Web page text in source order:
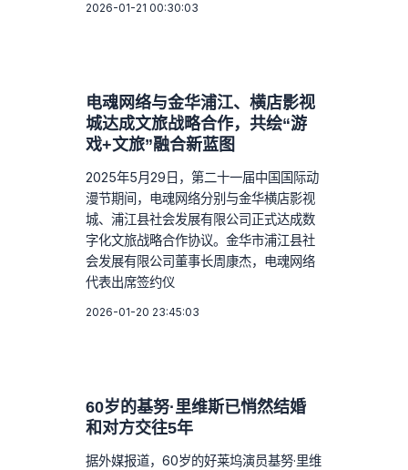
2026-01-21 00:30:03
电魂网络与金华浦江、横店影视
城达成文旅战略合作，共绘“游
戏+文旅”融合新蓝图
2025年5月29日，第二十一届中国国际动
漫节期间，电魂网络分别与金华横店影视
城、浦江县社会发展有限公司正式达成数
字化文旅战略合作协议。金华市浦江县社
会发展有限公司董事长周康杰，电魂网络
代表出席签约仪
2026-01-20 23:45:03
60岁的基努·里维斯已悄然结婚
和对方交往5年
据外媒报道，60岁的好莱坞演员基努·里维